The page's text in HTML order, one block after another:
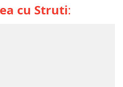
cu Struti: